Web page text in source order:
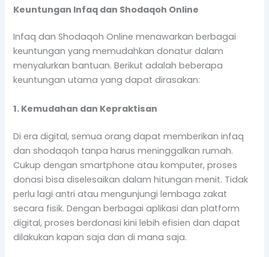
Keuntungan Infaq dan Shodaqoh Online
Infaq dan Shodaqoh Online menawarkan berbagai
keuntungan yang memudahkan donatur dalam
menyalurkan bantuan. Berikut adalah beberapa
keuntungan utama yang dapat dirasakan:
1. Kemudahan dan Kepraktisan
Di era digital, semua orang dapat memberikan infaq
dan shodaqoh tanpa harus meninggalkan rumah.
Cukup dengan smartphone atau komputer, proses
donasi bisa diselesaikan dalam hitungan menit. Tidak
perlu lagi antri atau mengunjungi lembaga zakat
secara fisik. Dengan berbagai aplikasi dan platform
digital, proses berdonasi kini lebih efisien dan dapat
dilakukan kapan saja dan di mana saja.